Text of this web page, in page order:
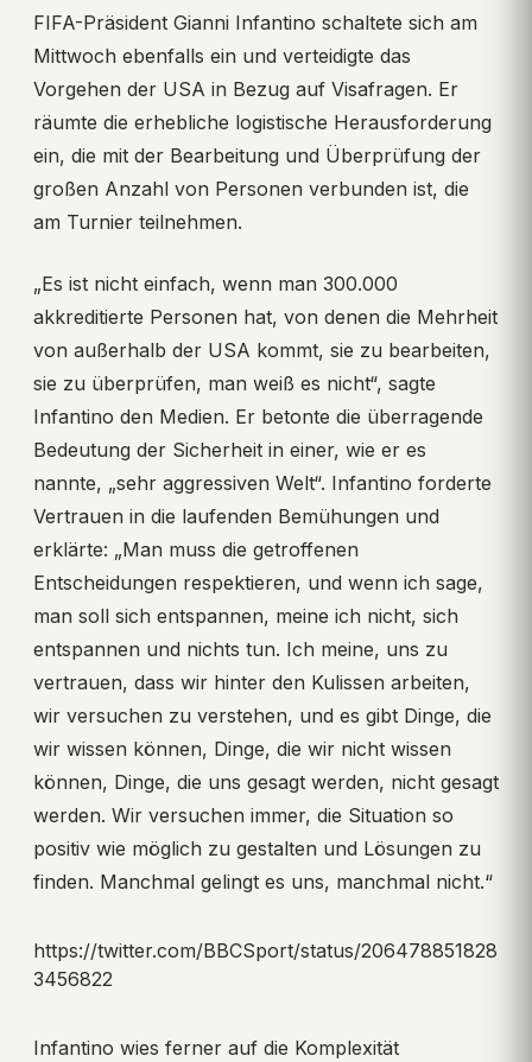
FIFA-Präsident Gianni Infantino schaltete sich am
Mittwoch ebenfalls ein und verteidigte das
Vorgehen der USA in Bezug auf Visafragen. Er
räumte die erhebliche logistische Herausforderung
ein, die mit der Bearbeitung und Überprüfung der
großen Anzahl von Personen verbunden ist, die
am Turnier teilnehmen.
„Es ist nicht einfach, wenn man 300.000
akkreditierte Personen hat, von denen die Mehrheit
von außerhalb der USA kommt, sie zu bearbeiten,
sie zu überprüfen, man weiß es nicht“, sagte
Infantino den Medien. Er betonte die überragende
Bedeutung der Sicherheit in einer, wie er es
nannte, „sehr aggressiven Welt“. Infantino forderte
Vertrauen in die laufenden Bemühungen und
erklärte: „Man muss die getroffenen
Entscheidungen respektieren, und wenn ich sage,
man soll sich entspannen, meine ich nicht, sich
entspannen und nichts tun. Ich meine, uns zu
vertrauen, dass wir hinter den Kulissen arbeiten,
wir versuchen zu verstehen, und es gibt Dinge, die
wir wissen können, Dinge, die wir nicht wissen
können, Dinge, die uns gesagt werden, nicht gesagt
werden. Wir versuchen immer, die Situation so
positiv wie möglich zu gestalten und Lösungen zu
finden. Manchmal gelingt es uns, manchmal nicht.“
https://twitter.com/BBCSport/status/206478851828
3456822
Infantino wies ferner auf die Komplexität